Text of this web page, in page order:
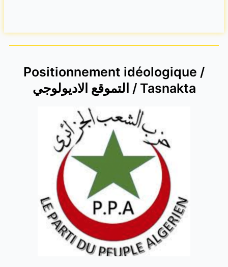
Positionnement idéologique /
التموقع الاديولوجي / Tasnakta